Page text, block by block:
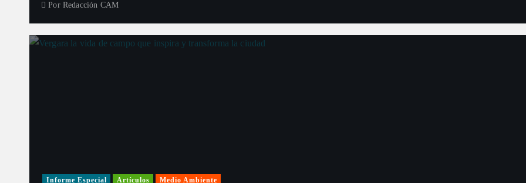
Por Redacción CAM
Informe Especial Artículos Medio Ambiente